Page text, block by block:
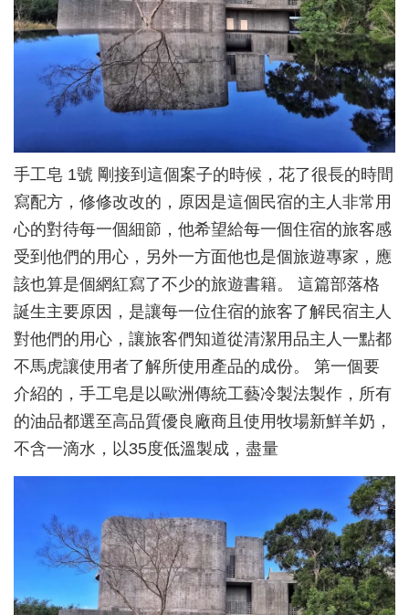
手工皂 1號 剛接到這個案子的時候，花了很長的時間
寫配方，修修改改的，原因是這個民宿的主人非常用
心的對待每一個細節，他希望給每一個住宿的旅客感
受到他們的用心，另外一方面他也是個旅遊專家，應
該也算是個網紅寫了不少的旅遊書籍。 這篇部落格
誕生主要原因，是讓每一位住宿的旅客了解民宿主人
對他們的用心，讓旅客們知道從清潔用品主人一點都
不馬虎讓使用者了解所使用產品的成份。 第一個要
介紹的，手工皂是以歐洲傳統工藝冷製法製作，所有
的油品都選至高品質優良廠商且使用牧場新鮮羊奶，
不含一滴水，以35度低溫製成，盡量